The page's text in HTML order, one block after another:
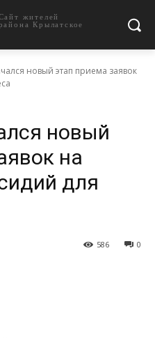
жителей
Крылатское
новый этап приема заявок
новый
на
для
0
586